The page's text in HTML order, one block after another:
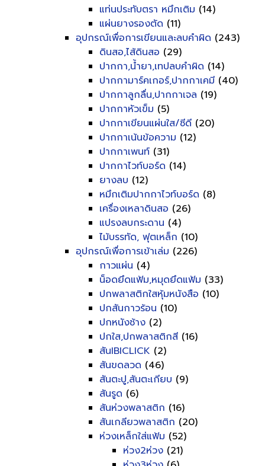
แท่นประทับตรา หมึกเติม (14)
แผ่นยางรองตัด (11)
อุปกรณ์เพื่อการเขียนและลบคำผิด (243)
ดินสอ,ไส้ดินสอ (29)
ปากกา,น้ำยา,เทปลบคำผิด (14)
ปากกามาร์คเกอร์,ปากกาเคมี (40)
ปากกาลูกลื่น,ปากกาเจล (19)
ปากกาหัวเข็ม (5)
ปากกาเขียนแผ่นใส/ซีดี (20)
ปากกาเน้นข้อความ (12)
ปากกาเพนท์ (31)
ปากกาไวท์บอร์ด (14)
ยางลบ (12)
หมึกเติมปากกาไวท์บอร์ด (8)
เครื่องเหลาดินสอ (26)
แปรงลบกระดาน (4)
ไม้บรรทัด, ฟุตเหล็ก (10)
อุปกรณ์เพื่อการเข้าเล่ม (226)
กาวแผ่น (4)
น็อดยึดแฟ้ม,หมุดยึดแฟ้ม (33)
ปกพลาสติกใสหุ้มหนังสือ (10)
ปกสันกาวร้อน (10)
ปกหนังช้าง (2)
ปกใส,ปกพลาสติกสี (16)
สันIBICLICK (2)
สันขดลวด (46)
สันตะปู,สันตะเกียบ (9)
สันรูด (6)
สันห่วงพลาสติก (16)
สันเกลียวพลาสติก (20)
ห่วงเหล็กใส่แฟ้ม (52)
ห่วง2ห่วง (21)